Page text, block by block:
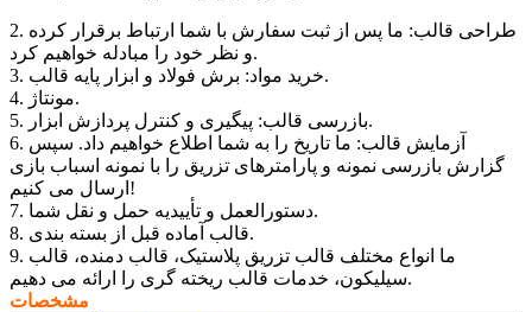
2. طراحی قالب: ما پس از ثبت سفارش با شما ارتباط برقرار کرده
و نظر خود را مبادله خواهیم کرد.
3. خرید مواد: برش فولاد و ابزار پایه قالب.
4. مونتاژ.
5. بازرسی قالب: پیگیری و کنترل پردازش ابزار.
6. آزمایش قالب: ما تاریخ را به شما اطلاع خواهیم داد. سپس
گزارش بازرسی نمونه و پارامترهای تزریق را با نمونه اسباب بازی
ارسال می کنیم!
7. دستورالعمل و تأییدیه حمل و نقل شما.
8. قالب آماده قبل از بسته بندی.
9. ما انواع مختلف قالب تزریق پلاستیک، قالب دمنده، قالب
سیلیکون، خدمات قالب ریخته گری را ارائه می دهیم.
مشخصات